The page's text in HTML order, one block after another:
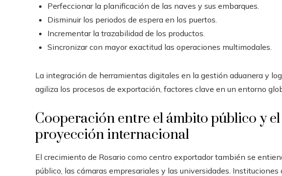
Perfeccionar la planificación de las naves y sus embarques.
Disminuir los periodos de espera en los puertos.
Incrementar la trazabilidad de los productos.
Sincronizar con mayor exactitud las operaciones multimodales.
La integración de herramientas digitales en la gestión aduanera y
agiliza los procesos de exportación, factores clave en un entorno
Cooperación entre el ámbito público y
proyección internacional
El crecimiento de Rosario como centro exportador también se
público, las cámaras empresariales y las universidades.